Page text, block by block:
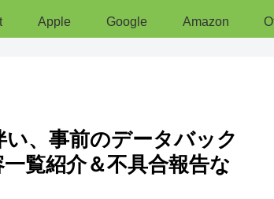
Apple Google Amazon
、事前のデータバック
覧紹介＆不具合報告な